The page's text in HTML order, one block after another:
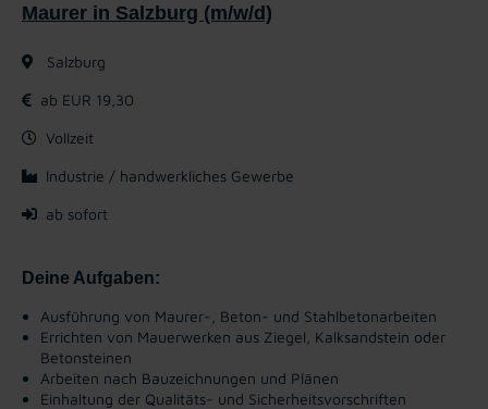
Maurer in Salzburg (m/w/d)
Salzburg
ab EUR 19,30
Vollzeit
Industrie / handwerkliches Gewerbe
ab sofort
Deine Aufgaben:
Ausführung von Maurer-, Beton- und Stahlbetonarbeiten
Errichten von Mauerwerken aus Ziegel, Kalksandstein oder
Betonsteinen
Arbeiten nach Bauzeichnungen und Plänen
Einhaltung der Qualitäts- und Sicherheitsvorschriften